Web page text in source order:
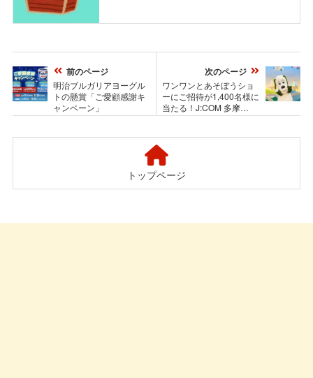
前のページ
明治ブルガリアヨーグル
トの懸賞「ご愛顧感謝キ
ャンペーン」
次のページ
ワンワンとあそぼうショ
ーにご招待が1,400名様に
当たる！J:COM 多摩
×NHK首都圏局のプレゼ
トップページ